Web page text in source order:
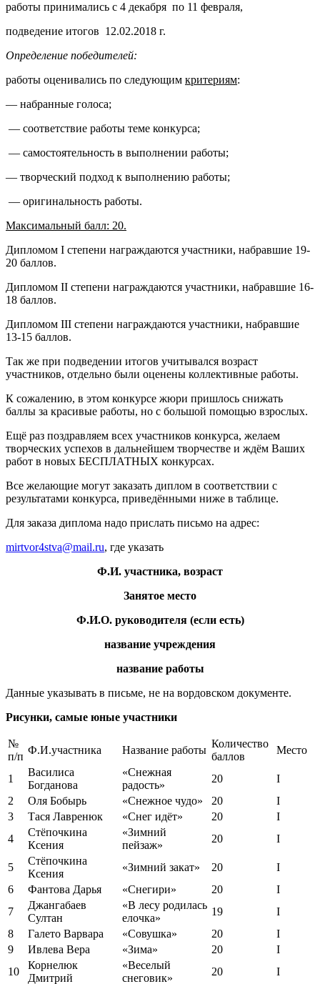
работы принимались с 4 декабря по 11 февраля,
подведение итогов 12.02.2018 г.
Определение победителей:
работы оценивались по следующим критериям:
— набранные голоса;
— соответствие работы теме конкурса;
— самостоятельность в выполнении работы;
— творческий подход к выполнению работы;
— оригинальность работы.
Максимальный балл: 20.
Дипломом I степени награждаются участники, набравшие 19-
20 баллов.
Дипломом II степени награждаются участники, набравшие 16-
18 баллов.
Дипломом III степени награждаются участники, набравшие
13-15 баллов.
Так же при подведении итогов учитывался возраст
участников, отдельно были оценены коллективные работы.
К сожалению, в этом конкурсе жюри пришлось снижать
баллы за красивые работы, но с большой помощью взрослых.
Ещё раз поздравляем всех участников конкурса, желаем
творческих успехов в дальнейшем творчестве и ждём Ваших
работ в новых БЕСПЛАТНЫХ конкурсах.
Все желающие могут заказать диплом в соответствии с
результатами конкурса, приведёнными ниже в таблице.
Для заказа диплома надо прислать письмо на адрес:
mirtvor4stva@mail.ru, где указать
Ф.И. участника, возраст
Занятое место
Ф.И.О. руководителя (если есть)
название учреждения
название работы
Данные указывать в письме, не на вордовском документе.
Рисунки, самые юные участники
№
п/п
Ф.И.участника Название работы
Количество
баллов
Место
1
Василиса
Богданова
«Снежная
радость»
20
I
2
Оля Бобырь «Снежное чудо» 20
I
3
Тася Лавренюк «Снег идёт» 20
I
4
Стёпочкина
Ксения
«Зимний
пейзаж»
20 I
5
Стёпочкина
Ксения
«Зимний закат» 20
I
6
Фантова Дарья «Снегири» 20
I
7
Джангабаев
Султан
«В лесу родилась
елочка»
19
I
8
Галето Варвара «Совушка» 20
I
9
Ивлева Вера «Зима» 20
I
10
Корнелюк
Дмитрий
«Веселый
снеговик»
20 I